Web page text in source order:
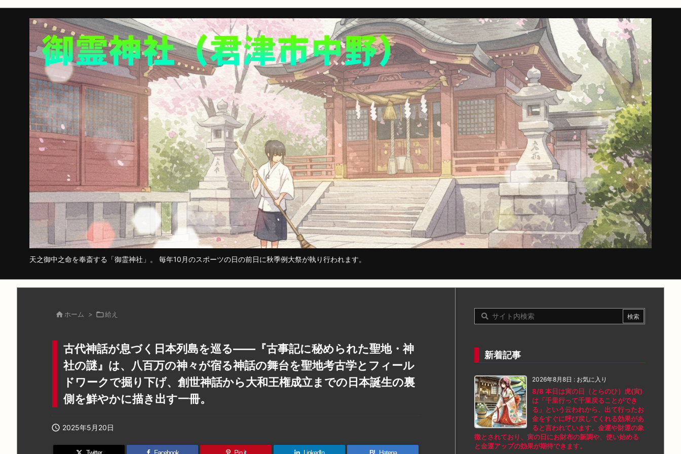
天之御中之命を奉斎する「御霊神社」。 毎年10月のスポーツの日の前日に秋季例大祭が執り行われます。
 ホーム > 給え
古代神話が息づく日本列島を巡る――『古事記に秘められた聖地・神
社の謎』は、八百万の神々が宿る神話の舞台を聖地考古学とフィール
ドワークで掘り下げ、創世神話から大和王権成立までの日本誕生の裏
側を鮮やかに描き出す一冊。
 2025年5月20日
新着記事
2026年8月8日 : お気に入り
8/8 本日は寅の日（とらのひ）虎(寅)
は「千里行って千里戻ることができ
る」という云われから、出て行ったお
金をすぐに呼び戻してくれる効果があ
ると言われています。金運や財運の象
徴とされており、寅の日にお財布の新調や、使い始める
と金運アップの効果が期待できます。